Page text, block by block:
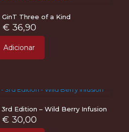
Three of a Kind
€ 36,90
Adicionar
Edition – Wild Berry Infusion
€ 30,00